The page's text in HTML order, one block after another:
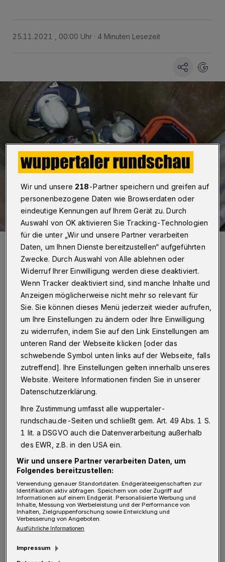
25.11.2021 , 00:00 Uhr 4 Minuten Lesezeit
Aus einem Schacht musste eine Person gerettet werden - zur
Übung.
Foto: Christoph Petersen
Von Christoph Petersen
E s ist dunkel, als die Einsatzkräfte des
Löschzuges Hahnerberg am Abend in der
Otto-Hahn-Straße eintreffen. Über dem THW-
Gelände ist eine starke Rauchentwicklung
erkennbar. Auf der Anfahrt kommen die ersten
Informationen. Ein Pkw soll brennen nach
einem Unfall. Als das
Hilfeleistungslöschfahrzeug da ist, findet sich
ein vermeintlich brennender Wagen vor, in
dem sich noch zwei Personen befinden sollen.
Hinter der starken Rauchentwicklung ist ein
Auto mit einem Zug zusammengestoßen. Der
Lokführer hat sich in Panik auf das Dach des
Zuges gerettet und dabei am Fuß verletzt.
Wir und unsere 218-Partner speichern und greifen auf
personenbezogene Daten wie Browserdaten oder
eindeutige Kennungen auf Ihrem Gerät zu. Durch
Auswahl von OK aktivieren Sie Tracking-Technologien
für die unter „Wir und unsere Partner verarbeiten
Daten, um Ihnen Dienste bereitzustellen“ aufgeführten
Zwecke. Durch Auswahl von Alle ablehnen oder
Widerruf Ihrer Einwilligung werden diese deaktiviert.
Wenn Tracker deaktiviert sind, sind manche Inhalte und
Anzeigen möglicherweise nicht mehr so relevant für
Sie. Sie können dieses Menü jederzeit wieder aufrufen,
um Ihre Einstellungen zu ändern oder Ihre Einwilligung
zu widerrufen, indem Sie auf den Link Einstellungen am
unteren Rand der Webseite klicken [oder das
schwebende Symbol unten links auf der Webseite, falls
zutreffend]. Ihre Einstellungen gelten innerhalb unseres
Website. Weitere Informationen finden Sie in unserer
Datenschutzerklärung.
Ihre Zustimmung umfasst alle wuppertaler-
rundschau.de-Seiten und schließt gem. Art. 49 Abs. 1 S.
1 lit. a DSGVO auch die Datenverarbeitung außerhalb
des EWR, z.B. in den USA ein.
Wir und unsere Partner verarbeiten Daten, um
Folgendes bereitzustellen:
Verwendung genauer Standortdaten. Endgeräteeigenschaften zur
Identifikation aktiv abfragen. Speichern von oder Zugriff auf
Informationen auf einem Endgerät. Personalisierte Werbung und
Inhalte, Messung von Werbeleistung und der Performance von
Inhalten, Zielgruppenforschung sowie Entwicklung und
Verbesserung von Angeboten.
Ausführliche Informationen
Impressum